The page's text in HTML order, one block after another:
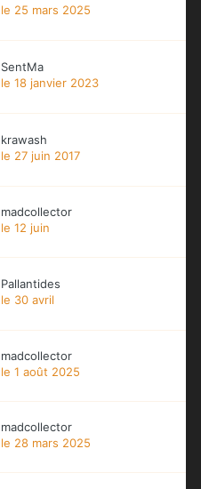
le 25 mars 2025
SentMa
le 18 janvier 2023
krawash
le 27 juin 2017
madcollector
le 12 juin
Pallantides
le 30 avril
madcollector
le 1 août 2025
madcollector
le 28 mars 2025